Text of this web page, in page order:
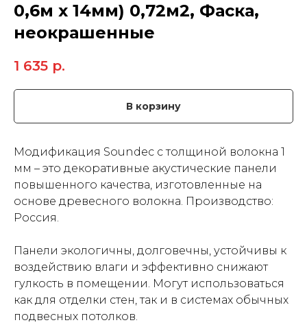
0,6м х 14мм) 0,72м2, Фаска,
неокрашенные
1 635 р.
В корзину
Модификация Soundec с толщиной волокна 1
мм – это декоративные акустические панели
повышенного качества, изготовленные на
основе древесного волокна. Производство:
Россия.
Панели экологичны, долговечны, устойчивы к
воздействию влаги и эффективно снижают
гулкость в помещении. Могут использоваться
как для отделки стен, так и в системах обычных
подвесных потолков.